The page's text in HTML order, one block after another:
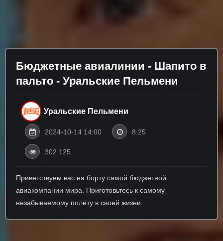
Бюджетные авиалинии - Шапито в
пальто - Уральские Пельмени
Уральские Пельмени
2024-10-14 14:00 8:25
302 125
Приветствуем вас на борту самой бюджетной
авиакомпании мира. Приготовьтесь к самому
незабываемому полёту в своей жизни.